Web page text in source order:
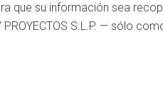
que su información sea
S.L.P. — sólo